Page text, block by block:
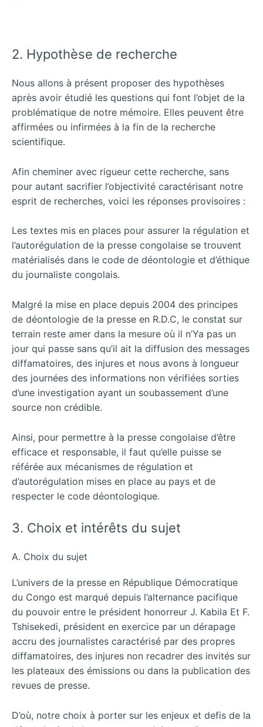
2. Hypothèse de recherche
Nous allons à présent proposer des hypothèses
après avoir étudié les questions qui font l’objet de la
problématique de notre mémoire. Elles peuvent être
affirmées ou infirmées à la fin de la recherche
scientifique.
Afin cheminer avec rigueur cette recherche, sans
pour autant sacrifier l’objectivité caractérisant notre
esprit de recherches, voici les réponses provisoires :
Les textes mis en places pour assurer la régulation et
l’autorégulation de la presse congolaise se trouvent
matérialisés dans le code de déontologie et d’éthique
du journaliste congolais.
Malgré la mise en place depuis 2004 des principes
de déontologie de la presse en R.D.C, le constat sur
terrain reste amer dans la mesure où il n’Ya pas un
jour qui passe sans qu’il ait la diffusion des messages
diffamatoires, des injures et nous avons à longueur
des journées des informations non vérifiées sorties
d’une investigation ayant un soubassement d’une
source non crédible.
Ainsi, pour permettre à la presse congolaise d’être
efficace et responsable, il faut qu’elle puisse se
référée aux mécanismes de régulation et
d’autorégulation mises en place au pays et de
respecter le code déontologique.
3. Choix et intérêts du sujet
A. Choix du sujet
L’univers de la presse en République Démocratique
du Congo est marqué depuis l’alternance pacifique
du pouvoir entre le président honorreur J. Kabila Et F.
Tshisekedi, président en exercice par un dérapage
accru des journalistes caractérisé par des propres
diffamatoires, des injures non recadrer des invités sur
les plateaux des émissions ou dans la publication des
revues de presse.
D’où, notre choix à porter sur les enjeux et defis de la